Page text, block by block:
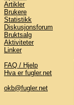
Artikler
Brukere
Statistikk
Diskusjonsforum
Bruktsalg
Aktiviteter
Linker
FAQ / Hjelp
Hva er fugler.net
okb@fugler.net